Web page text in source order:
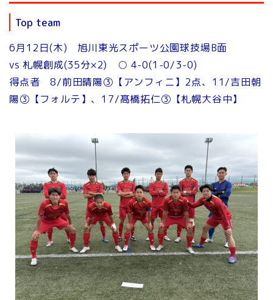
Top team
6月12日(木) 旭川東光スポーツ公園球技場B面
vs 札幌創成(35分×2) ○ 4-0(1-0/3-0)
得点者 8/前田晴陽③【アンフィニ】2点、11/吉田朝
陽③【フォルテ】、17/髙橋拓仁③【札幌大谷中】